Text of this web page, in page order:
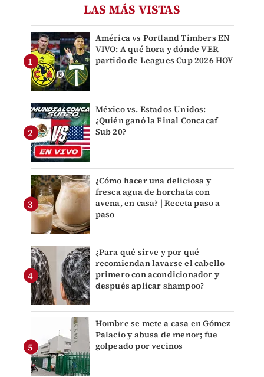
LAS MÁS VISTAS
América vs Portland Timbers EN
VIVO: A qué hora y dónde VER
partido de Leagues Cup 2026 HOY
México vs. Estados Unidos:
¿Quién ganó la Final Concacaf
Sub 20?
¿Cómo hacer una deliciosa y
fresca agua de horchata con
avena, en casa? | Receta paso a
paso
¿Para qué sirve y por qué
recomiendan lavarse el cabello
primero con acondicionador y
después aplicar shampoo?
Hombre se mete a casa en Gómez
Palacio y abusa de menor; fue
golpeado por vecinos